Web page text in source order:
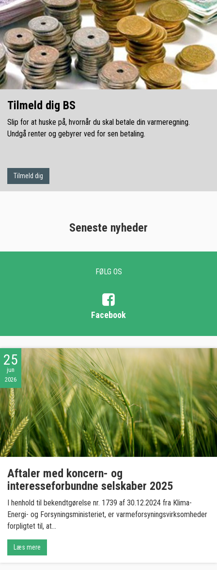
Tilmeld dig BS
Slip for at huske på, hvornår du skal betale din varmeregning.
Undgå renter og gebyrer ved for sen betaling.
Tilmeld dig
Seneste nyheder
FØLG OS
Facebook
25
jun
2026
Aftaler med koncern- og
interesseforbundne selskaber 2025
I henhold til bekendtgørelse nr. 1739 af 30.12.2024 fra Klima-
Energi- og Forsyningsministeriet, er varmeforsyningsvirksomheder
forpligtet til, at...
Læs mere